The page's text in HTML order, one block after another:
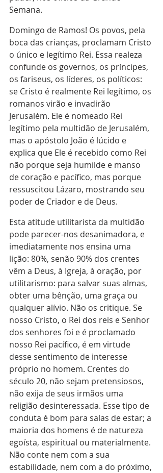
Semana.
Domingo de Ramos! Os povos, pela
boca das crianças, proclamam Cristo
o único e legítimo Rei. Essa realeza
confunde os governos, os príncipes,
os fariseus, os líderes, os políticos:
se Cristo é realmente Rei legítimo, os
romanos virão e invadirão
Jerusalém. Ele é nomeado Rei
legítimo pela multidão de Jerusalém,
mas o apóstolo João é lúcido e
explica que Ele é recebido como Rei
não porque seja humilde e manso
de coração e pacífico, mas porque
ressuscitou Lázaro, mostrando seu
poder de Criador e de Deus.
Esta atitude utilitarista da multidão
pode parecer-nos desanimadora, e
imediatamente nos ensina uma
lição: 80%, senão 90% dos crentes
vêm a Deus, à Igreja, à oração, por
utilitarismo: para salvar suas almas,
obter uma bênção, uma graça ou
qualquer alívio. Não os critique. Se
nosso Cristo, o Rei dos reis e Senhor
dos senhores foi e é proclamado
nosso Rei pacífico, é em virtude
desse sentimento de interesse
próprio no homem. Crentes do
século 20, não sejam pretensiosos,
não exija de seus irmãos uma
religião desinteressada. Esse tipo de
conduta é bom para salas de estar; a
maioria dos homens é de natureza
egoísta, espiritual ou materialmente.
Não conte nem com a sua
estabilidade, nem com a do próximo,